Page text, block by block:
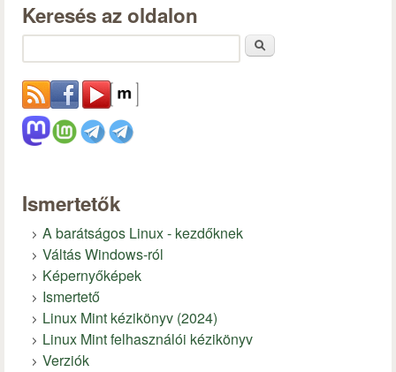
Keresés az oldalon
Ismertetők
A barátságos Linux - kezdőknek
Váltás Windows-ról
Képernyőképek
Ismertető
Linux Mint kézikönyv (2024)
Linux Mint felhasználói kézikönyv
Verziók